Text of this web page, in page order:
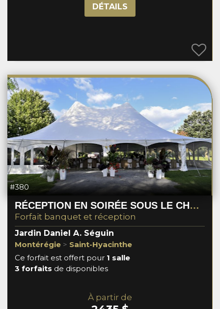
DÉTAILS
#380
RÉCEPTION EN SOIRÉE SOUS LE CHAPITEAU DESJARDINS
Forfait banquet et réception
Jardin Daniel A. Séguin
Montérégie > Saint-Hyacinthe
Ce forfait est offert pour 1 salle
3 forfaits de disponibles
À partir de